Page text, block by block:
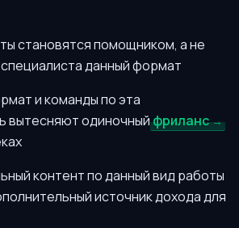
становятся помощником, а не
данный формат
и команды по эта
вытесняют одиночныйфриланс
контент по данный вид работы
источник дохода для